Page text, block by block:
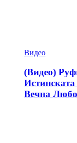
Видео
(Видео)
Вечна